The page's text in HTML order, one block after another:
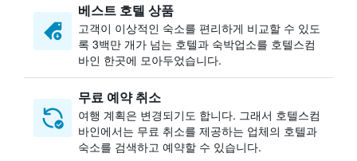
베스트 호텔 상품
고객이 이상적인 숙소를 편리하게 비교할 수 있도
록 3백만 개가 넘는 호텔과 숙박업소를 호텔스컴
바인 한곳에 모아두었습니다.
무료 예약 취소
여행 계획은 변경되기도 합니다. ​그래서 호텔스컴
바인에서는 무료 취소를 제공하는 업체의 호텔과
숙소를 검색하고 예약할 수 있습니다.